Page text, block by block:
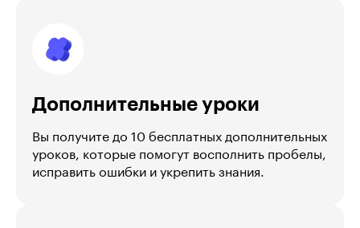
Дополнительные уроки
Вы получите до 10 бесплатных дополнительных
уроков, которые помогут восполнить пробелы,
исправить ошибки и укрепить знания.